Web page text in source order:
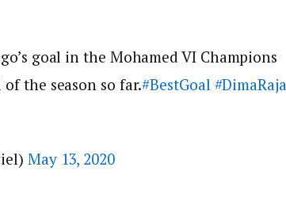
goal in the Mohamed VI Champions
the season so far.#BestGoal #DimaRaja
May 13, 2020